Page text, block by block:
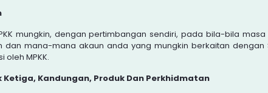
mungkin, dengan pertimbangan sendiri, pada bila-bila
dan mana-mana akaun anda yang mungkin berkaitan dengan
MPKK.
Kandungan, Produk Dan Perkhidmatan